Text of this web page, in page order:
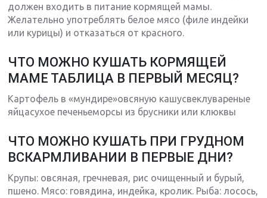
должен входить в питание кормящей мамы.
Желательно употреблять белое мясо (филе индейки
или курицы) и отказаться от красного.
ЧТО МОЖНО КУШАТЬ КОРМЯЩЕЙ
МАМЕ ТАБЛИЦА В ПЕРВЫЙ МЕСЯЦ?
Картофель в «мундире»овсяную кашусвеклувареные
яйцасухое печеньеморсы из брусники или клюквы
ЧТО МОЖНО КУШАТЬ ПРИ ГРУДНОМ
ВСКАРМЛИВАНИИ В ПЕРВЫЕ ДНИ?
Крупы: овсяная, гречневая, рис очищенный и бурый,
пшено. Мясо: говядина, индейка, кролик. Рыба: лосось,